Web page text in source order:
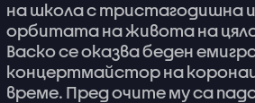
нашколастристагодишна
орбитатанаживотана
Васкосеоказвабеден
концертмайсторна
време. Предочитемуса